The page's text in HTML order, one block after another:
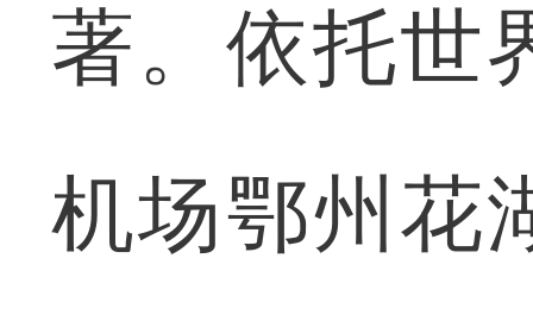
著。依托世
机场鄂州花